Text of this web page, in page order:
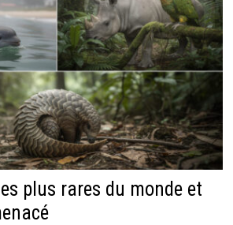
plus rares du monde et